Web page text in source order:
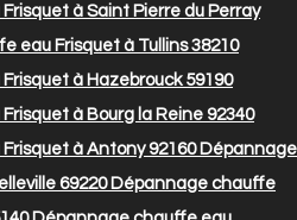
à Saint Pierre du Perray
eau Frisquet à Tullins 38210
à Hazebrouck 59190
à Bourg la Reine 92340
à Antony 92160Dépannage
69220Dépannage chauffe